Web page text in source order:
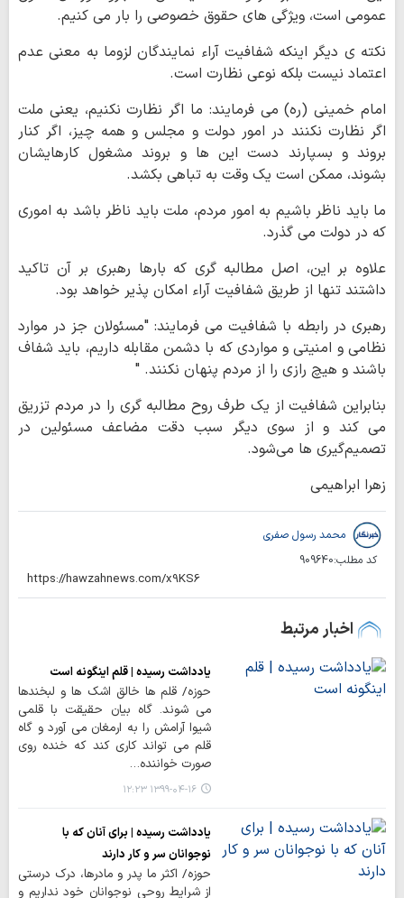
عمومی است، ویژگی های حقوق خصوصی را بار می کنیم.
نکته ی دیگر اینکه شفافیت آراء نمایندگان لزوما به معنی عدم
اعتماد نیست بلکه نوعی نظارت است.
امام خمینی (ره) می فرمایند: ما اگر نظارت نکنیم، یعنی ملت
اگر نظارت نکنند در امور دولت و مجلس و همه چیز، اگر کنار
بروند و بسپارند دست این ها و بروند مشغول کارهایشان
بشوند، ممکن است یک وقت به تباهی بکشد.
ما باید ناظر باشیم به امور مردم، ملت باید ناظر باشد به اموری
که در دولت می گذرد.
علاوه بر این، اصل مطالبه گری که بارها رهبری بر آن تاکید
داشتند تنها از طریق شفافیت آراء امکان پذیر خواهد بود.
رهبری در رابطه با شفافیت می فرمایند: "مسئولان جز در موارد
نظامی و امنیتی و مواردی که با دشمن مقابله داریم، باید شفاف
باشند و هیچ رازی را از مردم پنهان نکنند. "
‌بنابراین شفافیت از یک طرف روح مطالبه گری را در مردم تزریق
می کند و از سوی دیگر سبب دقت مضاعف مسئولین در
تصمیم‌گیری ها می‌شود.
زهرا ابراهیمی
محمد رسول صفری
کد مطلب:909640
اخبار مرتبط
یادداشت رسیده | قلم اینگونه است
حوزه/ قلم ها خالق اشک ها و لبخندها
می شوند. گاه بیان حقیقت با قلمی
شیوا آرامش را به ارمغان می آورد و گاه
قلم می تواند کاری کند که خنده روی
صورت خواننده…
۱۳۹۹-۰۴-۱۶ ۱۲:۲۳
یادداشت رسیده | برای آنان که با
نوجوانان سر و کار دارند
حوزه/ اکثر ما پدر و مادرها، درک درستی
از شرایط روحی نوجوانان خود نداریم و